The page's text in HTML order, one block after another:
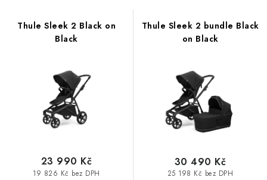
AKCE
BOXY NA TAŽNÁ ZAŘÍZENÍ
OSTATNÍ NOSIČE
STŘEŠNÍ KOŠE
Thule Sleek 2 Black on
Black
19 826 Kč bez DPH
23 990 Kč
Thule Sleek 2 bundle Black
on Black
25 198 Kč bez DPH
30 490 Kč